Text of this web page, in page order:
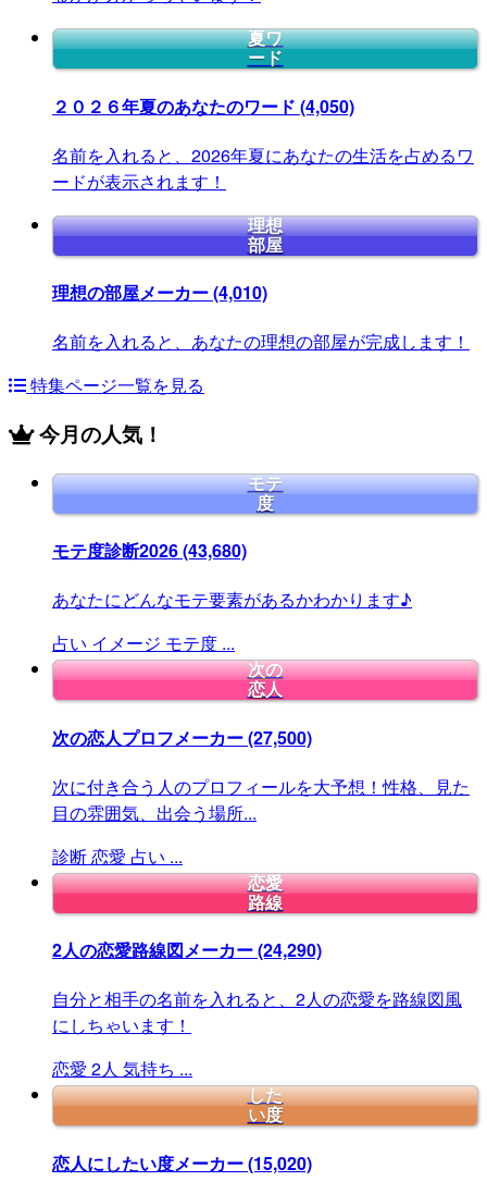
夏ワ
ード
２０２６年夏のあなたのワード (4,050)
名前を入れると、2026年夏にあなたの生活を占めるワ
ードが表示されます！
理想
部屋
理想の部屋メーカー(4,010)
名前を入れると、あなたの理想の部屋が完成します！
特集ページ一覧を見る
今月の人気！
モテ
度
モテ度診断2026(43,680)
あなたにどんなモテ要素があるかわかります♪
占い イメージ モテ度 ...
次の
恋人
次の恋人プロフメーカー(27,500)
次に付き合う人のプロフィールを大予想！性格、見た
目の雰囲気、出会う場所...
診断恋愛 占い ...
恋愛
路線
2人の恋愛路線図メーカー(24,290)
自分と相手の名前を入れると、2人の恋愛を路線図風
にしちゃいます！
恋愛 2人 気持ち ...
した
い度
恋人にしたい度メーカー(15,020)